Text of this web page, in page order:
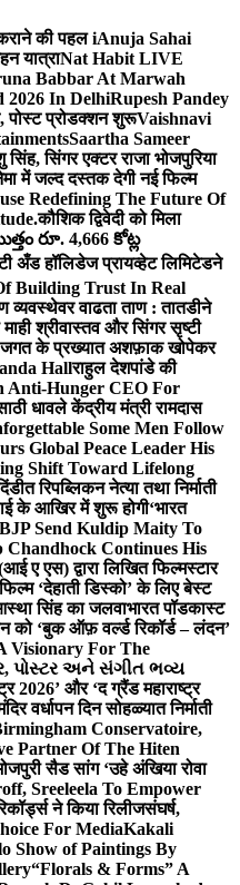
की पहल iAnuja Sahai
यात्राNat Habit LIVE
Babbar At Marwah
2026 In DelhiRupesh Pandey
पोस्ट प्रोडक्शन शुरूVaishnavi
Saartha Sameer
सिंह, सिंगर एक्टर राजा भोजपुरिया
में जल्द दस्तक देगी नई फिल्म
Redefining The Future Of
कौशिक द्विवेदी को मिला
రూ. 4,666 కోట్ల
अँड हॉलिडेज प्रायव्हेट लिमिटेडने
Building Trust In Real
व्यवस्थेवर वाढता ताण : तातडीने
श्रीवास्तव और सिंगर सृष्टी
जगत के प्रख्यात अशफ़ाक खोपेकर
Hallराहुल देशपांडे की
Anti-Hunger CEO For
धावले केंद्रीय मंत्री रामदास
Some Men Follow
Global Peace Leader His
Shift Toward Lifelong
रिपब्लिकन नेत्या तथा निर्माती
के आखिर में शुरू होगी‘भारत
Send Kuldip Maity To
Continues His
ए एस) द्वारा लिखित फिल्मस्टार
‘देहाती डिस्को’ के लिए बेस्ट
सिंह का जलवाभारत पॉडकास्ट
को ‘बुक ऑफ़ वर्ल्ड रिकॉर्ड – लंदन’
Visionary For The
પોસ્ટર અને સંગીત ભવ્ય
2026’ और ‘द ग्रैंड महाराष्ट्र
वर्धापन दिन सोहळ्यात निर्माती
Conservatoire,
Partner Of The Hiten
सैड सांग ‘उहे अंखिया रोवा
Sreeleela To Empower
ने किया रिलीजसंघर्ष,
For MediaKakali
Show of Paintings By
“Florals & Forms” A